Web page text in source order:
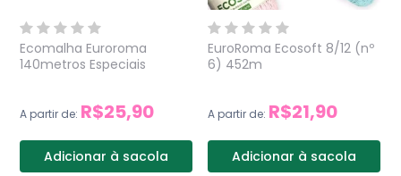
Ecomalha Euroroma
140metros Especiais
A partir de: R$25,90
Adicionar à sacola
EuroRoma Ecosoft 8/12 (nº
6) 452m
A partir de: R$21,90
Adicionar à sacola